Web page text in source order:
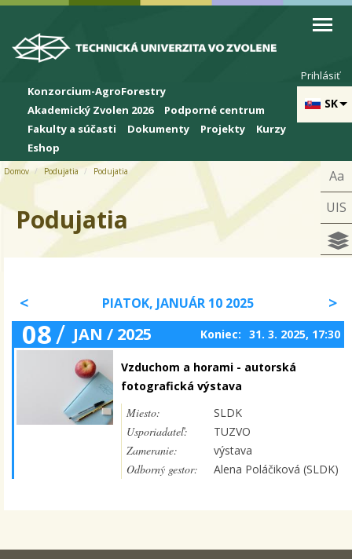
Skip to cookies
Skip to navigation
Skočiť na hlavný obsah
SK
Prihlásiť
Konzorcium-AgroForestry
Akademický Zvolen 2026
Podporné centrum
Fakulty a súčasti
Dokumenty Projekty
Kurzy
Eshop
Aa
UIS
Domov Podujatia Podujatia
Podujatia
PIATOK, JANUÁR 10 2025
08/ JAN / 2025 Koniec: 31. 3. 2025, 17:30
Vzduchom a horami - autorská
fotografická výstava
Miesto:
SLDK
Usporiadateľ:
TUZVO
Zameranie:
výstava
Odborný gestor:
Alena Poláčiková (SLDK)